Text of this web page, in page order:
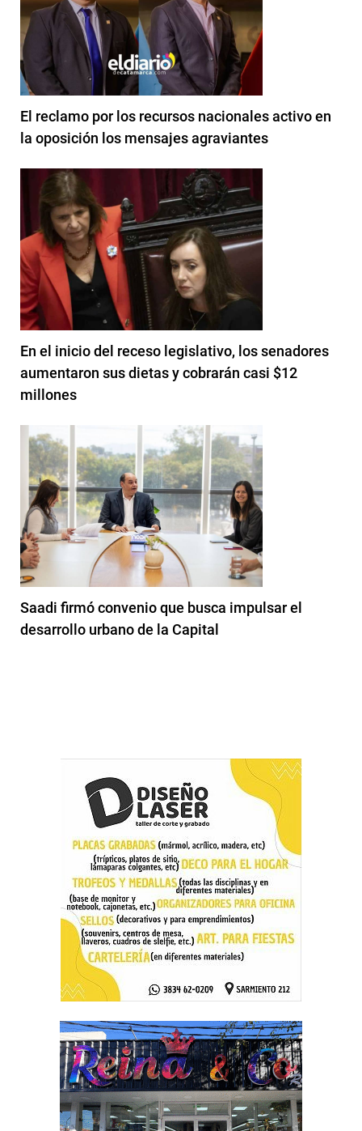
El reclamo por los recursos nacionales activo en
la oposición los mensajes agraviantes
En el inicio del receso legislativo, los senadores
aumentaron sus dietas y cobrarán casi $12
millones
Saadi firmó convenio que busca impulsar el
desarrollo urbano de la Capital